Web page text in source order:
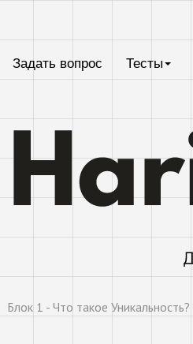
Задать вопрос Тесты
Блок 1 - Что такое Уникальность?